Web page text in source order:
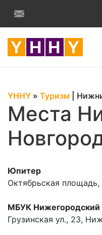
YHHY » Туризм
Места
Юпитер
Октябрьская
МБУК Нижегородский
Грузинская ул., 23,